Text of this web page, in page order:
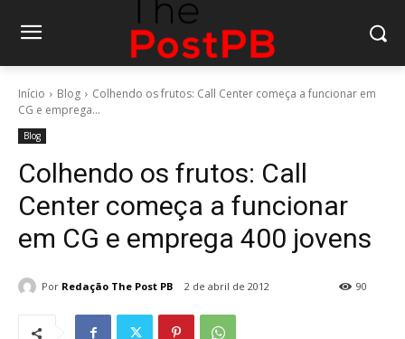
Início Blog
Colhendo os frutos: Call Center começa a funcionar em
CG e emprega...
Blog
Colhendo os frutos: Call
Center começa a funcionar
em CG e emprega 400 jovens
Por Redação The Post PB 2 de abril de 2012 90